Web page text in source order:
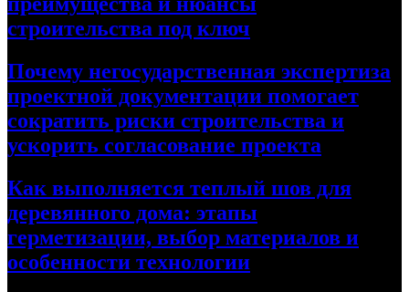
строительства под ключ
Почему негосударственная экспертиза
проектной документации помогает
сократить риски строительства и
ускорить согласование проекта
Как выполняется теплый шов для
деревянного дома: этапы
герметизации, выбор материалов и
особенности технологии